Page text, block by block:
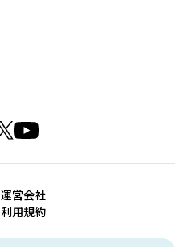
運営会社
利用規約